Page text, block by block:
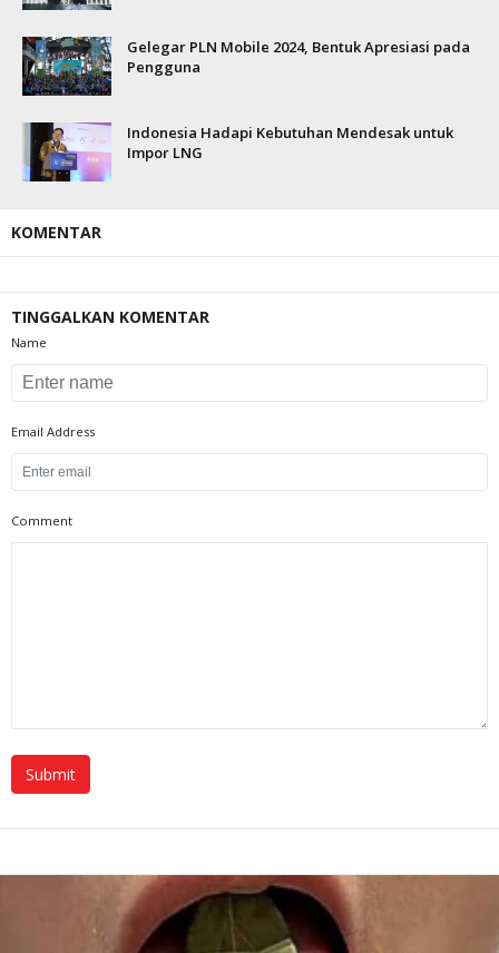
Gelegar PLN Mobile 2024, Bentuk Apresiasi pada
Pengguna
Indonesia Hadapi Kebutuhan Mendesak untuk
Impor LNG
KOMENTAR
TINGGALKAN KOMENTAR
Name
Email Address
Comment